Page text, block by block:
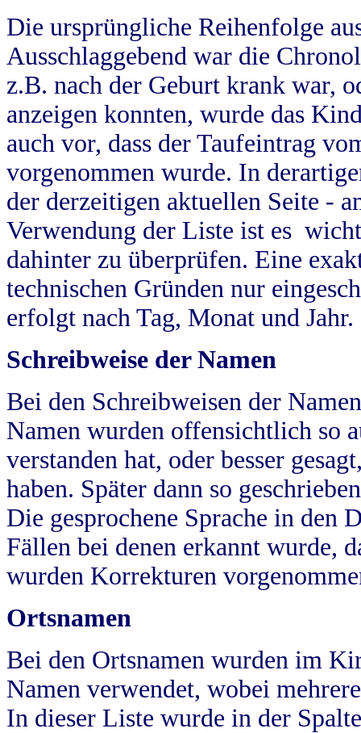
Die ursprüngliche Reihenfolge
Ausschlaggebend war die
z.B. nach der Geburt krank war,
anzeigen konnten, wurde das
auch vor, dass der Taufeintrag
vorgenommen wurde. In
der derzeitigen aktuellen Seite -
Verwendung der Liste ist es
dahinter zu überprüfen. Eine
technischen Gründen nur
erfolgt nach Tag, Monat und Jahr.
Schreibweise der Namen
Bei den Schreibweisen der
Namen wurden offensichtlich so
verstanden hat, oder besser
haben. Später dann so
Die gesprochene Sprache in
Fällen bei denen erkannt wurde,
wurden Korrekturen
Ortsnamen
Bei den Ortsnamen wurden im
Namen verwendet, wobei
In dieser Liste wurde in der